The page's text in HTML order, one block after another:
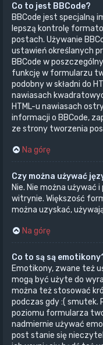
Co to jest BBCode?
BBCode jest specjalną
lepszą kontrolę
postach. Używanie
ustawień określanych
BBCode w
funkcję w formularzu
podobny w składni do
nawiasach
HTML-u nawiasach
informacji o BBCode,
ze strony tworzenia
Na górę
Czy można używać
Nie. Nie można używać
witrynie. Większość
można uzyskać,
Na górę
Co to są są
Emotikony, zwane też
mogą być użyte do
można też stosować
podczas gdy :( smutek.
poziomu formularza
nadmiernie używać
post stanie się